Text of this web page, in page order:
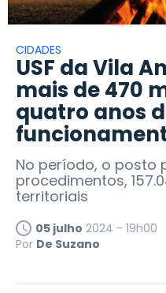
CIDADES
USF da Vila
mais de 470
quatro anos
No período, o posto
procedimentos,
territoriais
05 julho 2024 - 19h00
Por De Suzano